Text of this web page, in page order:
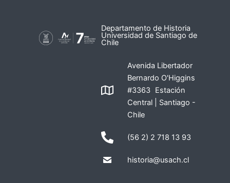
Departamento de Historia
Universidad de Santiago de
Chile
Avenida Libertador
Bernardo O'Higgins
#3363 Estación
Central | Santiago -
Chile
(56 2) 2 718 13 93
historia@usach.cl